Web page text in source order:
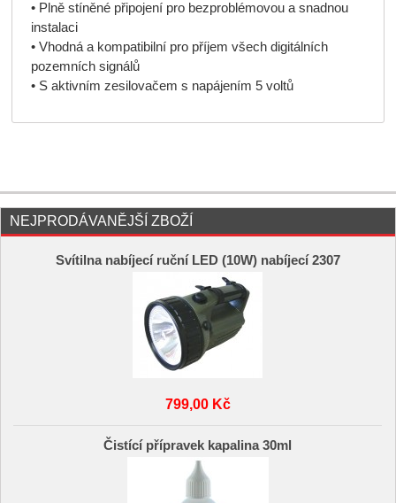
• Plně stíněné připojení pro bezproblémovou a snadnou
instalaci
• Vhodná a kompatibilní pro příjem všech digitálních
pozemních signálů
• S aktivním zesilovačem s napájením 5 voltů
NEJPRODÁVANĚJŠÍ ZBOŽÍ
Svítilna nabíjecí ruční LED (10W) nabíjecí 2307
799,00 Kč
Čistící přípravek kapalina 30ml